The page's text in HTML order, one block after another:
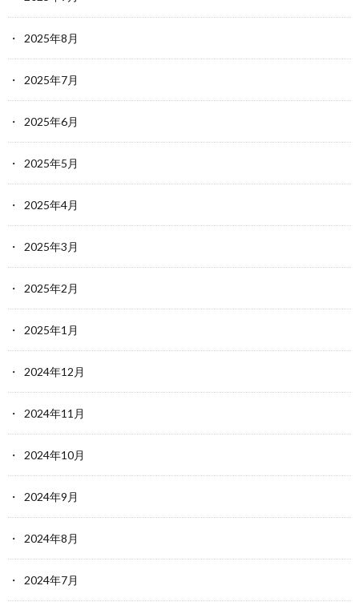
2025年8月
2025年7月
2025年6月
2025年5月
2025年4月
2025年3月
2025年2月
2025年1月
2024年12月
2024年11月
2024年10月
2024年9月
2024年8月
2024年7月